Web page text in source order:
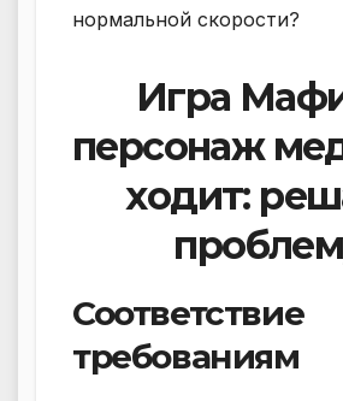
нормальной скорости?
Игра
персонаж
ходит:
Соответствие
требованиям